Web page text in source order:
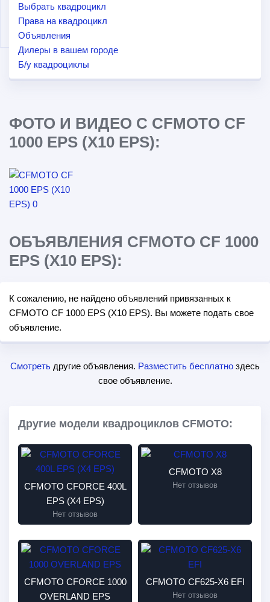
Выбрать квадроцикл
Права на квадроцикл
Объявления
Дилеры в вашем городе
Б/у квадроциклы
ФОТО И ВИДЕО С CFMOTO CF
1000 EPS (X10 EPS):
ОБЪЯВЛЕНИЯ CFMOTO CF 1000
EPS (X10 EPS):
К сожалению, не найдено объявлений привязанных к
CFMOTO CF 1000 EPS (X10 EPS). Вы можете подать свое
объявление.
Смотреть другие объявления. Разместить бесплатно здесь
свое объявление.
Другие модели квадроциклов CFMOTO:
CFMOTO CFORCE 400L
EPS (X4 EPS)
Нет отзывов
CFMOTO X8
Нет отзывов
CFMOTO CFORCE 1000
OVERLAND EPS
CFMOTO CF625-X6 EFI
Нет отзывов